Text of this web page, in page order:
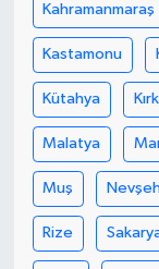
Kahramanmaraş
Kastamonu
Kütahya
Malatya
Muş
Rize
SİVİL
SEÇİM
KİM
ÇEK
KİTAP